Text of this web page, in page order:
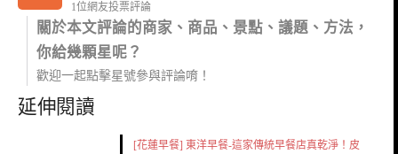
1位網友投票評論
關於本文評論的商家、商品、景點、議題、方法，
你給幾顆星呢？
歡迎一起點擊星號參與評論唷！
延伸閱讀
[花蓮早餐] 東洋早餐-這家傳統早餐店真乾淨！皮